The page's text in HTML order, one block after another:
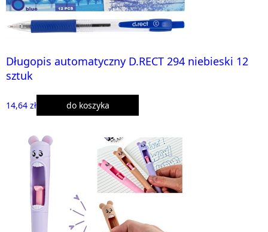
Długopis automatyczny D.RECT 294 niebieski 12
sztuk
14,64 zł do koszyka